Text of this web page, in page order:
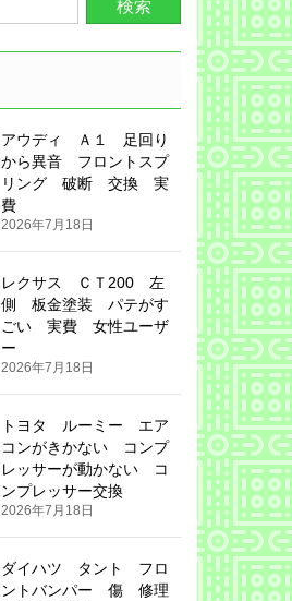
アウディ Ａ１ 足回り
から異音 フロントスプ
リング 破断 交換 実
費
2026年7月18日
レクサス ＣＴ200 左
側 板金塗装 パテがす
ごい 実費 女性ユーザ
ー
2026年7月18日
トヨタ ルーミー エア
コンがきかない コンプ
レッサーが動かない コ
ンプレッサー交換
2026年7月18日
ダイハツ タント フロ
ントバンパー 傷 修理